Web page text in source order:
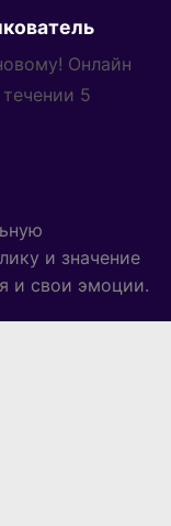
Онлайн
5
и значение
и свои эмоции.